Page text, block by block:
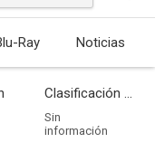
Estrenada
Ray Noticias
Clasificación por edades
Sin
información